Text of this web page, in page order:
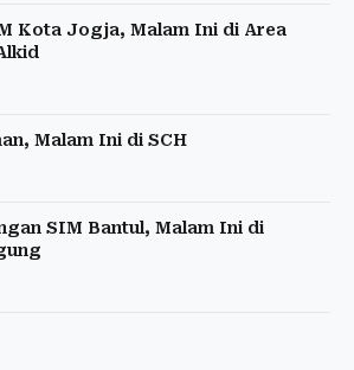
Kota Jogja, Malam Ini di Area
Malam Ini di SCH
SIM Bantul, Malam Ini di